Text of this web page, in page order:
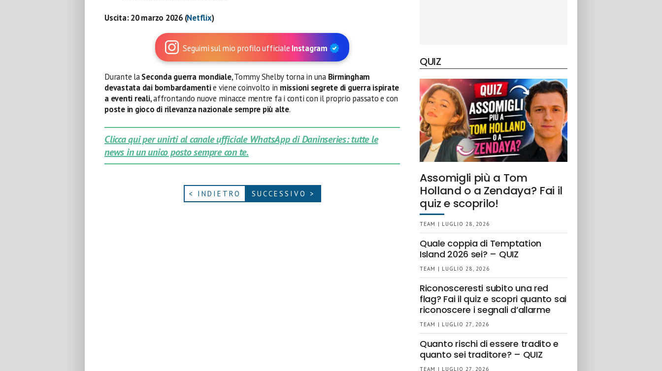
Uscita: 20 marzo 2026 (Netflix)
Seguimi sul mio profilo ufficiale Instagram
Durante laSeconda guerra mondiale, Tommy Shelby torna in una Birmingham
devastata dai bombardamentie viene coinvolto in missioni segrete di guerra ispirate
a eventi reali, affrontando nuove minacce mentre fa i conti con il proprio passato e con
poste in gioco di rilevanza nazionale sempre più alte.
Clicca qui per unirti al canale ufficiale WhatsApp di Daninseries: tutte le
news in un unico posto sempre con te.
< INDIETRO SUCCESSIVO >
QUIZ
Assomigli più a Tom
Holland o a Zendaya? Fai il
quiz e scoprilo!
TEAM | LUGLIO 28, 2026
Quale coppia di Temptation
Island 2026 sei? – QUIZ
TEAM | LUGLIO 28, 2026
Riconosceresti subito una red
flag? Fai il quiz e scopri quanto sai
riconoscere i segnali d’allarme
TEAM | LUGLIO 27, 2026
Quanto rischi di essere tradito e
quanto sei traditore? – QUIZ
TEAM | LUGLIO 27, 2026